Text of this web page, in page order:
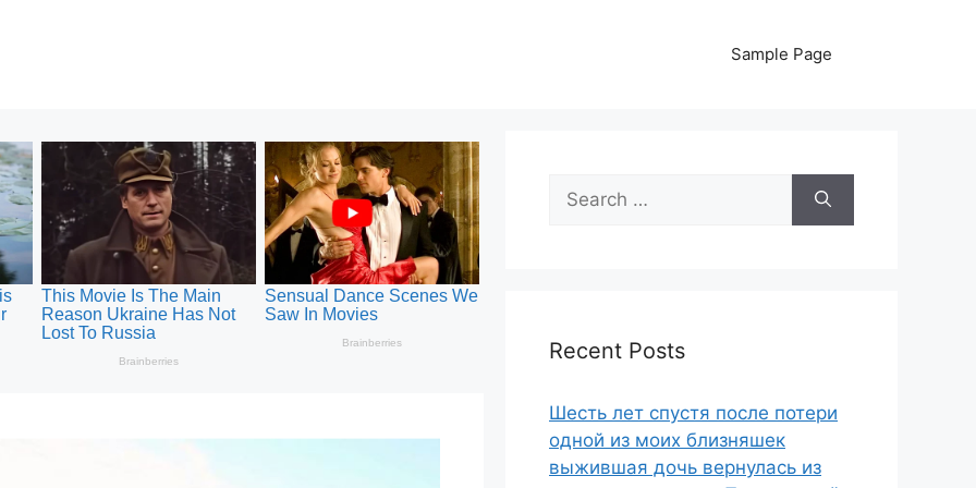
Sample Page
Search
for:
Recent Posts
Шесть лет спустя после потери
одной из моих близняшек
выжившая дочь вернулась из